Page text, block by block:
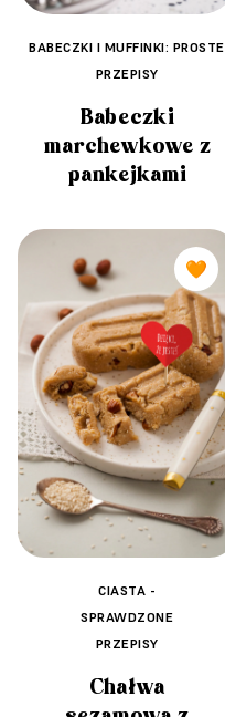
BABECZKI I MUFFINKI: PROSTE
PRZEPISY
Babeczki
marchewkowe z
pankejkami
🧡
CIASTA -
SPRAWDZONE
PRZEPISY
Chałwa